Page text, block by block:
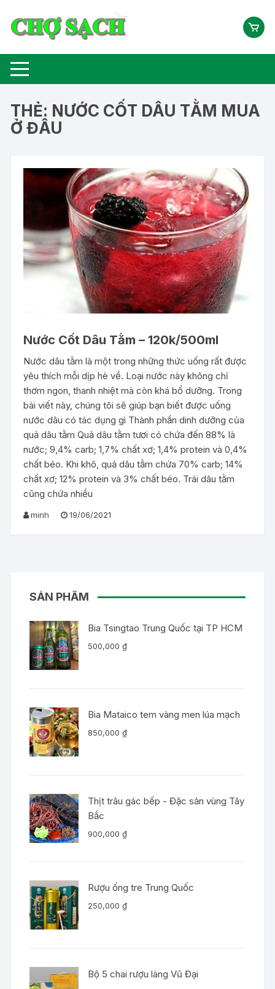
THẺ: NƯỚC CỐT DÂU TẰM MUA
Ở ĐÂU
Nước Cốt Dâu Tằm – 120k/500ml
Nước dâu tằm là một trong những thức uống rất được
yêu thích mỗi dịp hè về. Loại nước này không chỉ
thơm ngon, thanh nhiệt mà còn khá bổ dưỡng. Trong
bài viết này, chúng tôi sẽ giúp bạn biết được uống
nước dâu có tác dụng gì Thành phần dinh dưỡng của
quả dâu tằm Quả dâu tằm tươi có chứa đến 88% là
nước; 9,4% carb; 1,7% chất xơ; 1,4% protein và 0,4%
chất béo. Khi khô, quả dâu tằm chứa 70% carb; 14%
chất xơ; 12% protein và 3% chất béo. Trái dâu tằm
cũng chứa nhiều
minh 19/06/2021
SẢN PHẨM
Bia Tsingtao Trung Quốc tại TP HCM
500,000₫
Bia Mataico tem vàng men lúa mạch
850,000₫
Thịt trâu gác bếp - Đặc sản vùng Tây
Bắc
900,000₫
Rượu ống tre Trung Quốc
250,000₫
Bộ 5 chai rượu làng Vũ Đại